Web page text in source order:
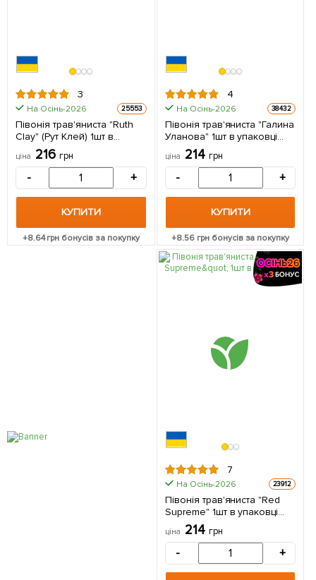
3
На Осінь-2026 25553
Півонія трав'яниста "Ruth
Clay" (Рут Клей) 1шт в
ціна 216 грн
- +
КУПИТИ
+8.64грн бонусів за покупку
4
На Осінь-2026 38432
Півонія трав'яниста "Галина
Уланова" 1шт в упаковці
(Кореневище)
ціна 214 грн
- +
КУПИТИ
+8.56грн бонусів за покупку
7
На Осінь-2026 23912
Півонія трав'яниста "Red
Supreme" 1шт в упаковці
(Кореневище)
ціна 214 грн
- +